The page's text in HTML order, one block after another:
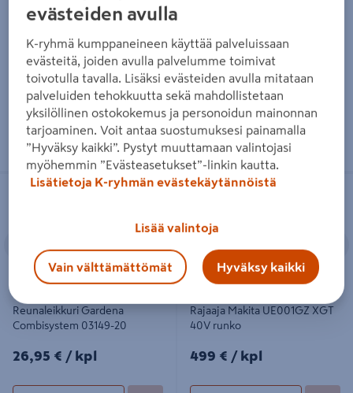
Lue lisää Lue lisää
Reunaleikkuri Gardena
Seuraava
Reunaleikkuri Gardena
Combisystem 03149-20
26,95€/kpl
26,95 € / kpl
Rajaaja Makita UE001GZ XGT 40V
Edellinen
Rajaaja Makita UE001GZ XGT
40V runko
499€/kpl
499 € / kpl
evästeiden avulla
K-ryhmä kumppaneineen käyttää palveluissaan
evästeitä, joiden avulla palvelumme toimivat
toivotulla tavalla. Lisäksi evästeiden avulla mitataan
palveluiden tehokkuutta sekä mahdollistetaan
yksilöllinen ostokokemus ja personoidun mainonnan
tarjoaminen. Voit antaa suostumuksesi painamalla
”Hyväksy kaikki”. Pystyt muuttamaan valintojasi
myöhemmin ”Evästeasetukset”-linkin kautta.
Lisätietoja K-ryhmän evästekäytännöistä
Lisää valintoja
Vain välttämättömät Hyväksy kaikki